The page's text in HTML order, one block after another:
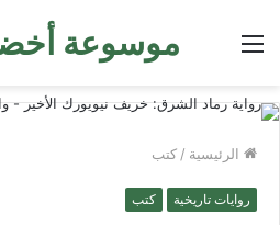
موسوعة القائمة
الرئيسية / كتب
روايات تاريخية كتب